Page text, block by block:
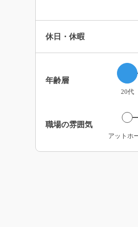
休日・休暇
年齢層
20代
職場の雰囲気
アットホ